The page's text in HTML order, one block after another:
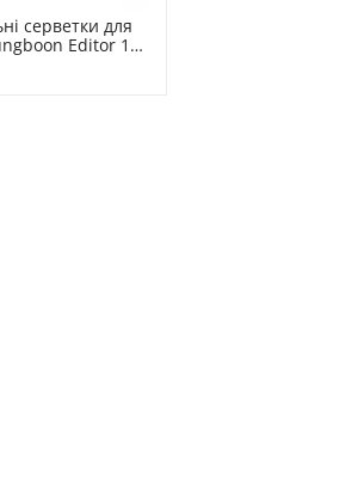
серветки для
Editor 10